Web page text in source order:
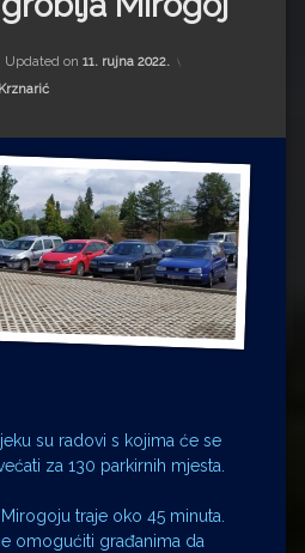
Updated on 11. rujna 2022.
su radovi s kojima će se
za 130 parkirnih mjesta.
traje oko 45 minuta.
omogućiti građanima da